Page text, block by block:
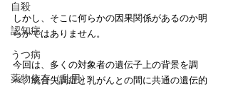
自殺
認知症
うつ病
薬物依存（乱用）
しかし、そこに何らかの因果関係があるのか明
らかではありません。
今回は、多くの対象者の遺伝子上の背景を調
べ、統合失調症と乳がんとの間に共通の遺伝的